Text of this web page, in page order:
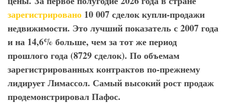
зарегистрировано 10 007 сделок купли-продажи
недвижимости. Это лучший показатель с 2007 года
и на 14,6% больше, чем за тот же период
прошлого года (8729 сделок). По объемам
зарегистрированных контрактов по-прежнему
лидирует Лимассол. Самый высокий рост продаж
продемонстрировал Пафос.